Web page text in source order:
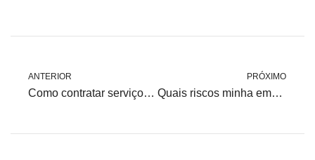
ANTERIOR
Como contratar serviços de gestão energética para PMEs
PRÓXIMO
Quais riscos minha empresa está exposta no Mercado Livre de Energia e como mitigá-los?